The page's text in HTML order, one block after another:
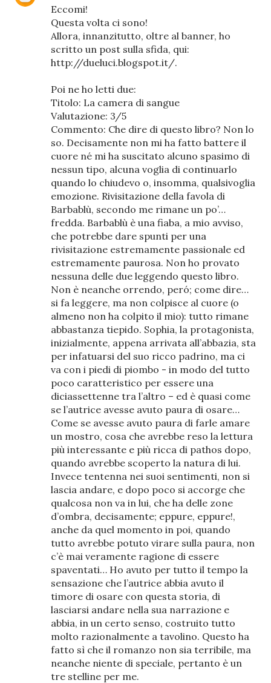
Eccomi!
Questa volta ci sono!
Allora, innanzitutto, oltre al banner, ho
scritto un post sulla sfida, qui:
http://dueluci.blogspot.it/.
Poi ne ho letti due:
Titolo: La camera di sangue
Valutazione: 3/5
Commento: Che dire di questo libro? Non lo
so. Decisamente non mi ha fatto battere il
cuore né mi ha suscitato alcuno spasimo di
nessun tipo, alcuna voglia di continuarlo
quando lo chiudevo o, insomma, qualsivoglia
emozione. Rivisitazione della favola di
Barbablù, secondo me rimane un po’…
fredda. Barbablù è una fiaba, a mio avviso,
che potrebbe dare spunti per una
rivisitazione estremamente passionale ed
estremamente paurosa. Non ho provato
nessuna delle due leggendo questo libro.
Non è neanche orrendo, peró; come dire…
si fa leggere, ma non colpisce al cuore (o
almeno non ha colpito il mio): tutto rimane
abbastanza tiepido. Sophia, la protagonista,
inizialmente, appena arrivata all’abbazia, sta
per infatuarsi del suo ricco padrino, ma ci
va con i piedi di piombo - in modo del tutto
poco caratteristico per essere una
diciassettenne tra l’altro – ed è quasi come
se l’autrice avesse avuto paura di osare…
Come se avesse avuto paura di farle amare
un mostro, cosa che avrebbe reso la lettura
più interessante e più ricca di pathos dopo,
quando avrebbe scoperto la natura di lui.
Invece tentenna nei suoi sentimenti, non si
lascia andare, e dopo poco si accorge che
qualcosa non va in lui, che ha delle zone
d’ombra, decisamente; eppure, eppure!,
anche da quel momento in poi, quando
tutto avrebbe potuto virare sulla paura, non
c’è mai veramente ragione di essere
spaventati… Ho avuto per tutto il tempo la
sensazione che l’autrice abbia avuto il
timore di osare con questa storia, di
lasciarsi andare nella sua narrazione e
abbia, in un certo senso, costruito tutto
molto razionalmente a tavolino. Questo ha
fatto sì che il romanzo non sia terribile, ma
neanche niente di speciale, pertanto è un
tre stelline per me.